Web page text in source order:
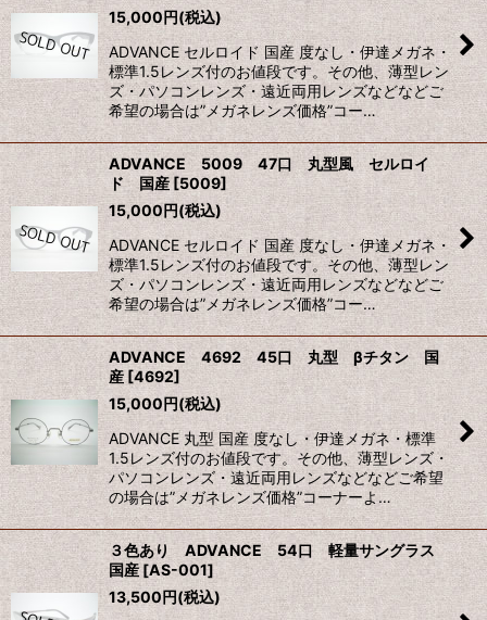
15,000円(税込)
ADVANCE セルロイド 国産 度なし・伊達メガネ・
標準1.5レンズ付のお値段です。その他、薄型レン
ズ・パソコンレンズ・遠近両用レンズなどなどご
希望の場合は”メガネレンズ価格”コー…
ADVANCE 5009 47口 丸型風 セルロイ
ド 国産[5009]
15,000円(税込)
ADVANCE セルロイド 国産 度なし・伊達メガネ・
標準1.5レンズ付のお値段です。その他、薄型レン
ズ・パソコンレンズ・遠近両用レンズなどなどご
希望の場合は”メガネレンズ価格”コー…
ADVANCE 4692 45口 丸型 βチタン 国
産 [4692]
15,000円(税込)
ADVANCE 丸型 国産 度なし・伊達メガネ・標準
1.5レンズ付のお値段です。その他、薄型レンズ・
パソコンレンズ・遠近両用レンズなどなどご希望
の場合は”メガネレンズ価格”コーナーよ…
３色あり ADVANCE 54口 軽量サングラス
国産 [AS-001]
13,500円(税込)